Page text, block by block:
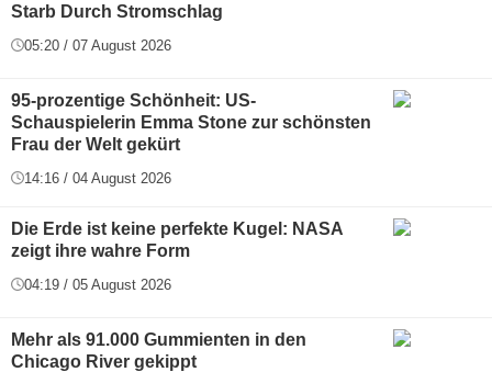
Starb Durch Stromschlag
05:20 / 07 August 2026
95-prozentige Schönheit: US-
Schauspielerin Emma Stone zur schönsten
Frau der Welt gekürt
14:16 / 04 August 2026
Die Erde ist keine perfekte Kugel: NASA
zeigt ihre wahre Form
04:19 / 05 August 2026
Mehr als 91.000 Gummienten in den
Chicago River gekippt